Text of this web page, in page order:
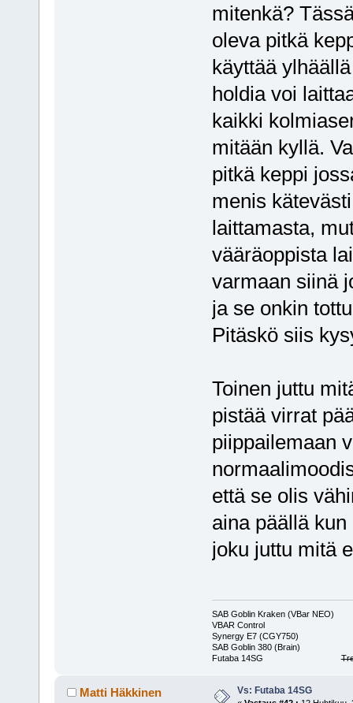
mitenkä?
oleva pitkä
käyttää
holdia voi
kaikki
mitään kyllä.
pitkä keppi
menis
laittamasta,
vääräoppista
varmaan siinä
ja se onkin
Pitäskö siis
Toinen juttu
pistää virrat
piippailemaan
että se olis
aina päällä
joku juttu mitä
SAB Goblin Kraken (VBar NEO)
VBAR Control
Synergy E7 (CGY750)
SAB Goblin 380 (Brain)
Futaba 14SG
Matti Häkkinen Vs: Futaba 14SG